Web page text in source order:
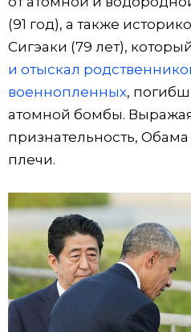
(91 год), а также
Сигэаки (79 лет), который
и отыскал
военнопленных,
атомной бомбы.
признательность,
плечи.